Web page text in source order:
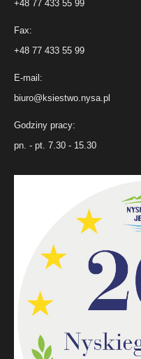
+48 77 433 55 99
Fax:
+48 77 433 55 99
E-mail:
biuro@ksiestwo.nysa.pl
Godziny pracy:
pn. - pt. 7.30 - 15.30